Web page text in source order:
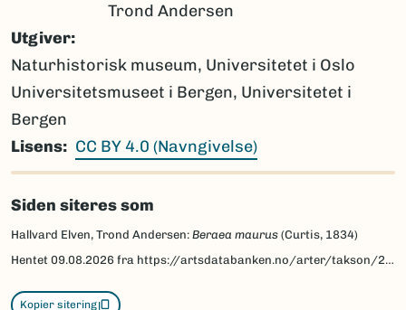
Trond Andersen
Utgiver
Naturhistorisk museum, Universitetet i Oslo
Universitetsmuseet i Bergen, Universitetet i
Bergen
Lisens
CC BY 4.0 (Navngivelse)
Siden siteres som
Hallvard Elven, Trond Andersen: Beraea maurus (Curtis, 1834)
Hentet 09.08.2026 fra https://artsdatabanken.no/arter/takson/219461/beskrivelse
Kopier sitering